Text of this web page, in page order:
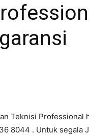
Teknisi Professional
8044 . Untuk segala